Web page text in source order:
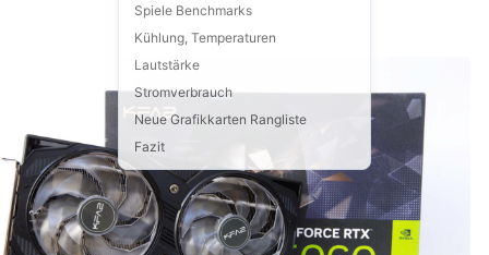
Spiele Benchmarks
Kühlung, Temperaturen
Lautstärke
Stromverbrauch
Neue Grafikkarten Rangliste
Fazit